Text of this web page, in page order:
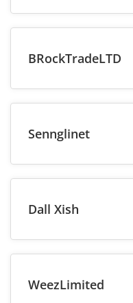
BRockTradeLTD
Sennglinet
Dall Xish
WeezLimited